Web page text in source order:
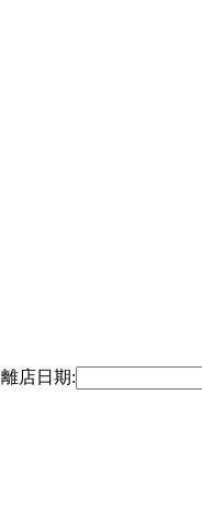
離店日期: